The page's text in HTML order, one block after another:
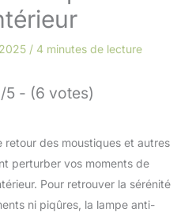
/ 4 minutes de lecture
5 - (6 votes)
retour des moustiques et autres
perturber vos moments de
Pour retrouver la sérénité
ni piqûres, la lampe anti-